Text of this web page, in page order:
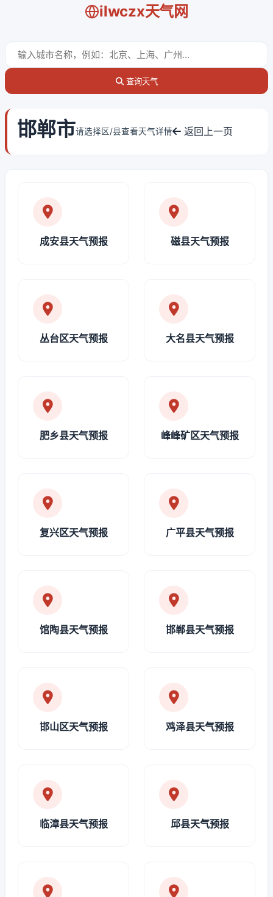
ilwczx天气网
查询天气
邯郸市请选择区/县查看天气详情 返回上一页
成安县天气预报 磁县天气预报
丛台区天气预报 大名县天气预报
肥乡县天气预报 峰峰矿区天气预报
复兴区天气预报 广平县天气预报
馆陶县天气预报 邯郸县天气预报
邯山区天气预报 鸡泽县天气预报
临漳县天气预报 邱县天气预报